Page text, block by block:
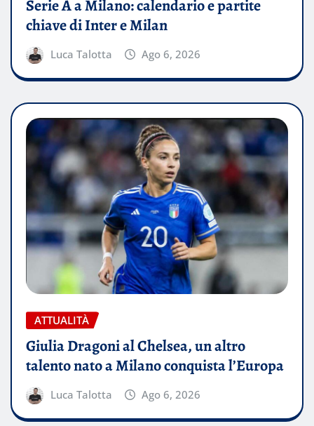
Serie A a Milano: calendario e partite
chiave di Inter e Milan
Luca Talotta Ago 6, 2026
ATTUALITÀ
Giulia Dragoni al Chelsea, un altro
talento nato a Milano conquista l’Europa
Luca Talotta Ago 6, 2026